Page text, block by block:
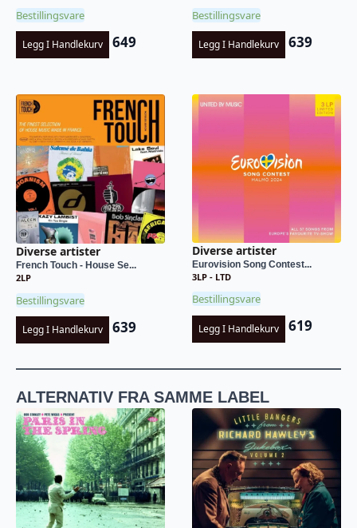
Bestillingsvare
Legg I Handlekurv 649
Bestillingsvare
Legg I Handlekurv 639
Diverse artister
French Touch - House Se...
2LP
Bestillingsvare
Legg I Handlekurv 639
Diverse artister
Eurovision Song Contest...
3LP - LTD
Bestillingsvare
Legg I Handlekurv 619
ALTERNATIV FRA SAMME LABEL